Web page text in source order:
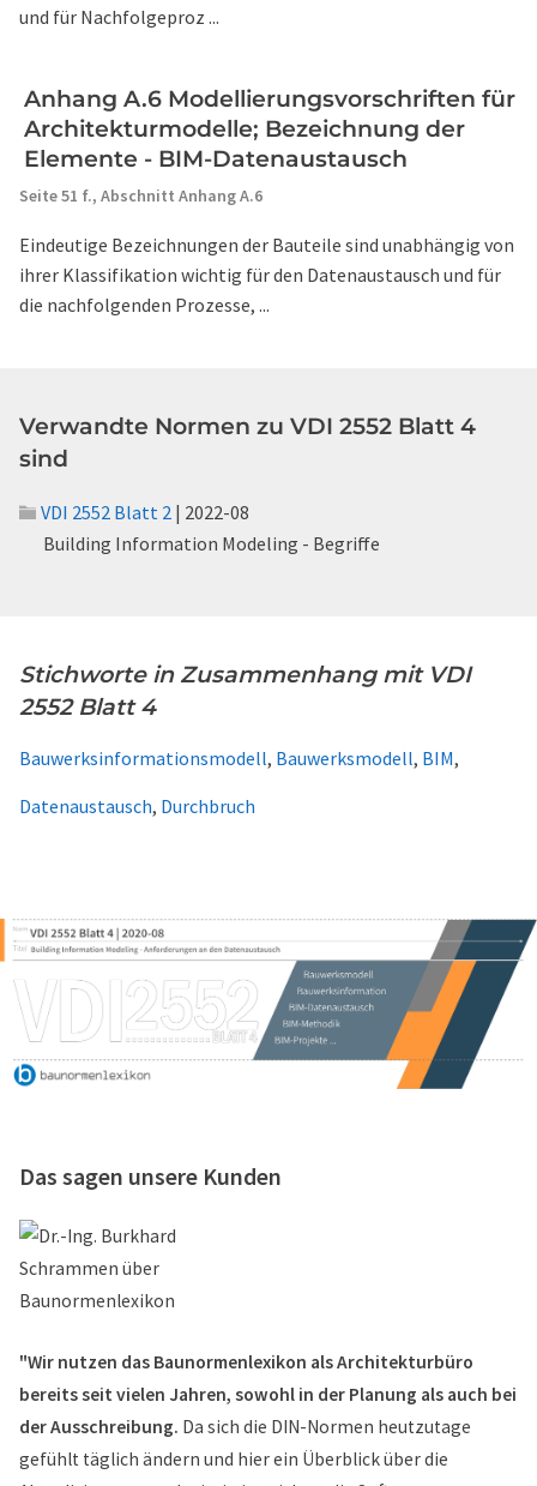
und für Nachfolgeproz ...
Anhang A.6 Modellierungsvorschriften für
Architekturmodelle; Bezeichnung der
Elemente - BIM-Datenaustausch
Seite 51 f., Abschnitt Anhang A.6
Eindeutige Bezeichnungen der Bauteile sind unabhängig von
ihrer Klassifikation wichtig für den Datenaustausch und für
die nachfolgenden Prozesse, ...
Verwandte Normen zu VDI 2552 Blatt 4
sind
VDI 2552 Blatt 2 | 2022-08
Building Information Modeling - Begriffe
Stichworte in Zusammenhang mit VDI
2552 Blatt 4
Bauwerksinformationsmodell, Bauwerksmodell, BIM,
Datenaustausch, Durchbruch
Das sagen unsere Kunden
"Wir nutzen das Baunormenlexikon als Architekturbüro
bereits seit vielen Jahren, sowohl in der Planung als auch bei
der Ausschreibung. Da sich die DIN-Normen heutzutage
gefühlt täglich ändern und hier ein Überblick über die